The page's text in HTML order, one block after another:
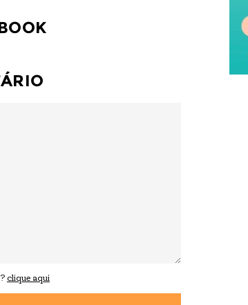
clique aqui